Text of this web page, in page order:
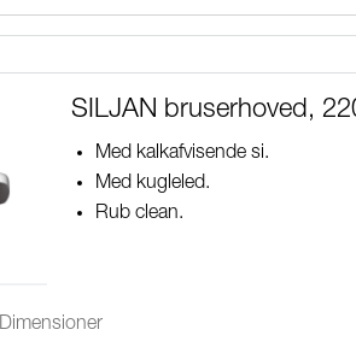
SILJAN bruserhoved,
Med kalkafvisende si.
Med kugleled.
Rub clean.
Dimensioner